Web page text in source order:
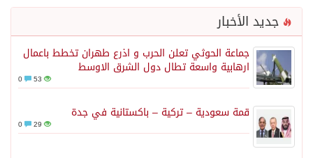
جديد الأخبار
جماعة الحوثي تعلن الحرب و اذرع طهران تخطط باعمال
ارهابية واسعة تطال دول الشرق الاوسط
53
قمة سعودية – تركية – باكستانية في جدة
29